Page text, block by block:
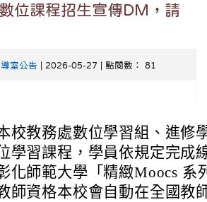
位課程招生宣傳DM，請
室公告 | 2026-05-27 | 點閱數： 81
校教務處數位學習組、進修
學習課程，學員依規定完成
化師範大學「精緻Moocs 系
師資格本校會自動在全國教